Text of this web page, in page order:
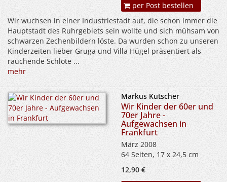
per Post bestellen
Wir wuchsen in einer Industriestadt auf, die schon immer die
Hauptstadt des Ruhrgebiets sein wollte und sich mühsam von
schwarzen Zechenbildern löste. Da wurden schon zu unseren
Kinderzeiten lieber Gruga und Villa Hügel präsentiert als
rauchende Schlote ...
mehr
Markus Kutscher
Wir Kinder der 60er und
70er Jahre -
Aufgewachsen in
Frankfurt
März 2008
64 Seiten, 17 x 24,5 cm
12,90 €